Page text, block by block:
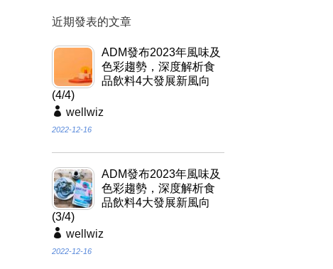
近期發表的文章
ADM發布2023年風味及
色彩趨勢，深度解析食
品飲料4大發展新風向
(4/4)
wellwiz
2022-12-16
ADM發布2023年風味及
色彩趨勢，深度解析食
品飲料4大發展新風向
(3/4)
wellwiz
2022-12-16